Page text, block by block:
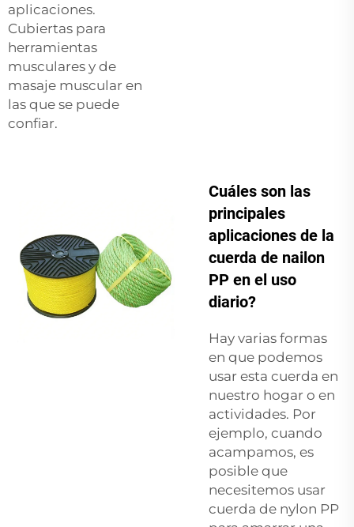
aplicaciones.
Cubiertas para
herramientas
musculares y de
masaje muscular en
las que se puede
confiar.
Cuáles son las
principales
aplicaciones de la
cuerda de nailon
PP en el uso
diario?
Hay varias formas
en que podemos
usar esta cuerda en
nuestro hogar o en
actividades. Por
ejemplo, cuando
acampamos, es
posible que
necesitemos usar
cuerda de nylon PP